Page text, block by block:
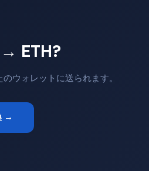
ETH?
ウォレットに送られます。
→